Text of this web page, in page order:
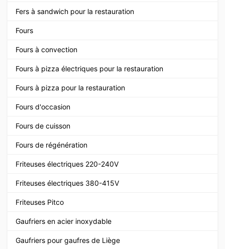
Fers à sandwich pour la restauration
Fours
Fours à convection
Fours à pizza électriques pour la restauration
Fours à pizza pour la restauration
Fours d'occasion
Fours de cuisson
Fours de régénération
Friteuses électriques 220-240V
Friteuses électriques 380-415V
Friteuses Pitco
Gaufriers en acier inoxydable
Gaufriers pour gaufres de Liège